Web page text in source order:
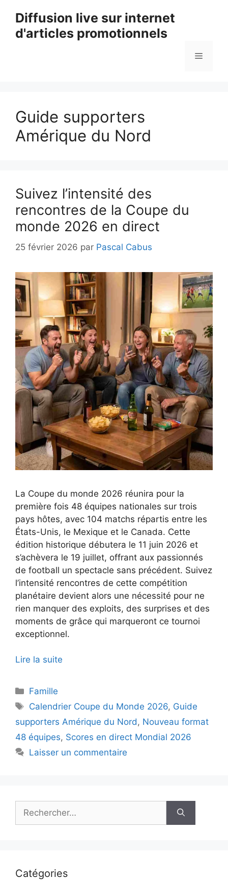
contenu
Diffusion live sur internet
d'articles promotionnels
Menu
Guide supporters
Amérique du Nord
Suivez l’intensité des
rencontres de la Coupe du
monde 2026 en direct
25 février 2026 par Pascal Cabus
La Coupe du monde 2026 réunira pour la
première fois 48 équipes nationales sur trois
pays hôtes, avec 104 matchs répartis entre les
États-Unis, le Mexique et le Canada. Cette
édition historique débutera le 11 juin 2026 et
s’achèvera le 19 juillet, offrant aux passionnés
de football un spectacle sans précédent. Suivez
l’intensité rencontres de cette compétition
planétaire devient alors une nécessité pour ne
rien manquer des exploits, des surprises et des
moments de grâce qui marqueront ce tournoi
exceptionnel.
Lire la suite
Catégories
Famille
Étiquettes
Calendrier Coupe du Monde 2026, Guide
supporters Amérique du Nord, Nouveau format
48 équipes, Scores en direct Mondial 2026
Laisser un commentaire
Rechercher :
Catégories